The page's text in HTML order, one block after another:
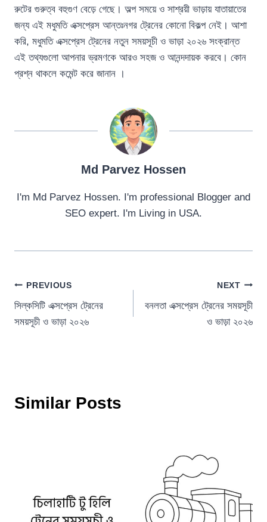
রুটের গুরুত্ব বহুগুণ বেড়ে গেছে। অল্প সময়ে ও সাশ্রয়ী ভাড়ায় যাতায়াতের
জন্য এই মধুমতি এক্সপ্রেস আন্তঃনগর ট্রেনের কোনো বিকল্প নেই। আশা
করি, মধুমতি এক্সপ্রেস ট্রেনের নতুন সময়সূচী ও ভাড়া ২০২৬ সংক্রান্ত
এই তথ্যগুলো আপনার ভ্রমণকে আরও সহজ ও আনন্দদায়ক করবে। কোন
প্রশ্ন থাকলে কমেন্ট করে জানান ।
Md Parvez Hossen
I'm Md Parvez Hossen. I'm professional Blogger and
SEO expert. I'm Living in USA.
Post
navigation
PREVIOUS
সিল্কসিটি এক্সপ্রেস ট্রেনের
সময়সূচী ও ভাড়া ২০২৬
NEXT
বনলতা এক্সপ্রেস ট্রেনের সময়সূচী
ও ভাড়া ২০২৬
Similar Posts